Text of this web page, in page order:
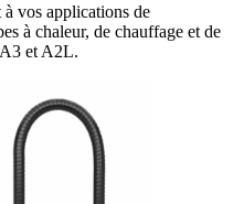
vos applications de
à chaleur, de chauffage et de
et A2L.